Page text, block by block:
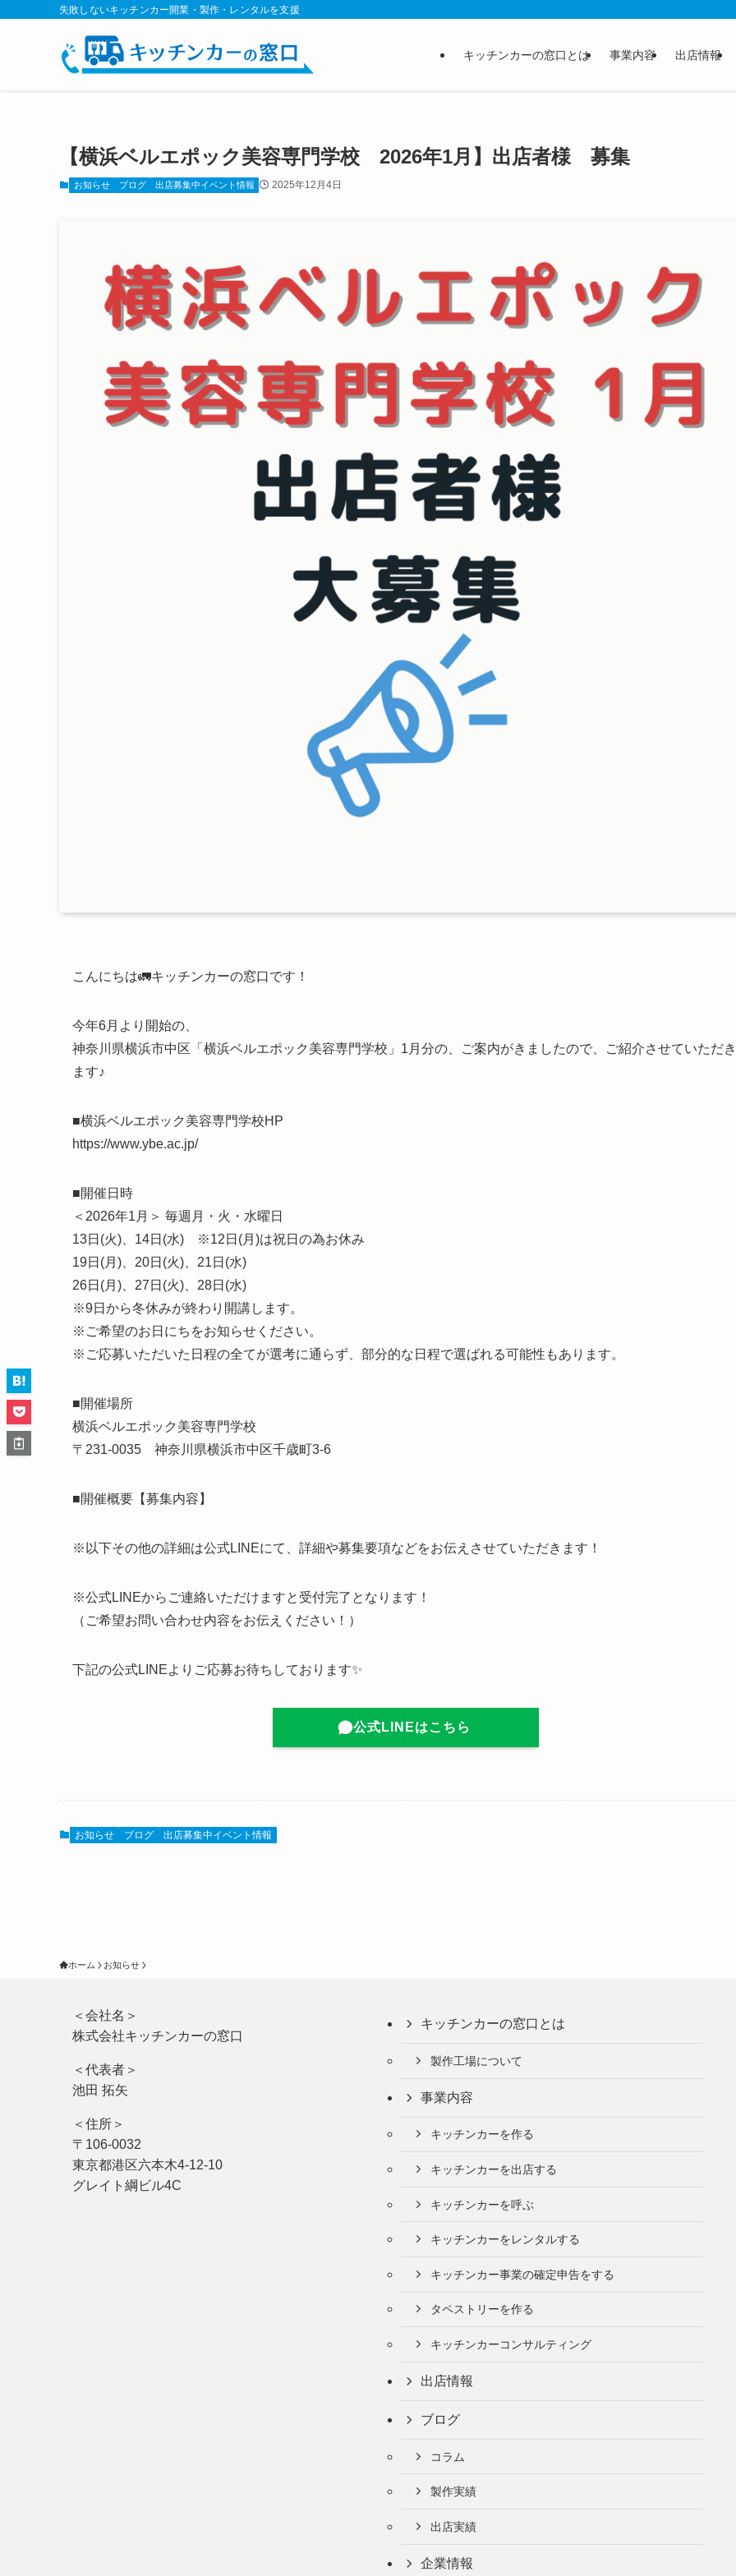
失敗しないキッチンカー開業・製作・レンタルを支援
キッチンカーの窓口とは 事業内容 出店情報
【横浜ベルエポック美容専門学校 2026年1月】出店者様 募集
お知らせ ブログ 出店募集中イベント情報 2025年12月4日
こんにちは🚛キッチンカーの窓口です！
今年6月より開始の、
神奈川県横浜市中区「横浜ベルエポック美容専門学校」1月分の、ご案内がきましたので、ご紹介させていただき
ます♪
■横浜ベルエポック美容専門学校HP
https://www.ybe.ac.jp/
■開催日時
＜2026年1月＞ 毎週月・火・水曜日
13日(火)、14日(水) ※12日(月)は祝日の為お休み
19日(月)、20日(火)、21日(水)
26日(月)、27日(火)、28日(水)
※9日から冬休みが終わり開講します。
※ご希望のお日にちをお知らせください。
※ご応募いただいた日程の全てが選考に通らず、部分的な日程で選ばれる可能性もあります。
■開催場所
横浜ベルエポック美容専門学校
〒231-0035 神奈川県横浜市中区千歳町3-6
■開催概要【募集内容】
※以下その他の詳細は公式LINEにて、詳細や募集要項などをお伝えさせていただきます！
※公式LINEからご連絡いただけますと受付完了となります！
（ご希望お問い合わせ内容をお伝えください！）
下記の公式LINEよりご応募お待ちしております✨
公式LINEはこちら
お知らせ ブログ 出店募集中イベント情報
ホーム お知らせ
＜会社名＞
株式会社キッチンカーの窓口
＜代表者＞
池田 拓矢
＜住所＞
〒106-0032
東京都港区六本木4-12-10
グレイト綱ビル4C
キッチンカーの窓口とは
製作工場について
事業内容
キッチンカーを作る
キッチンカーを出店する
キッチンカーを呼ぶ
キッチンカーをレンタルする
キッチンカー事業の確定申告をする
タペストリーを作る
キッチンカーコンサルティング
出店情報
ブログ
コラム
製作実績
出店実績
企業情報